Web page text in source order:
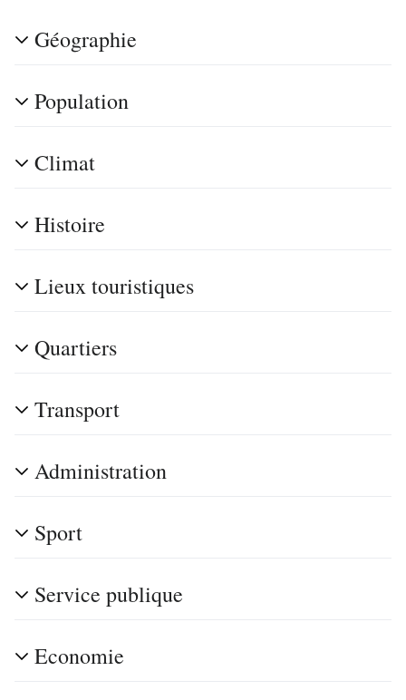
Géographie
Population
Climat
Histoire
Lieux touristiques
Quartiers
Transport
Administration
Sport
Service publique
Economie